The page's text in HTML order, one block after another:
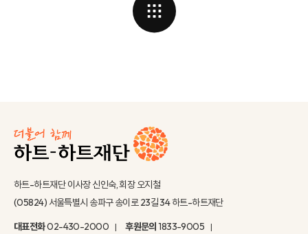
하트-하트재단 이사장 신인숙, 회장 오지철
(05824) 서울특별시 송파구 송이로 23길 34 하트-하트재단
대표전화02-430-2000 후원문의1833-9005